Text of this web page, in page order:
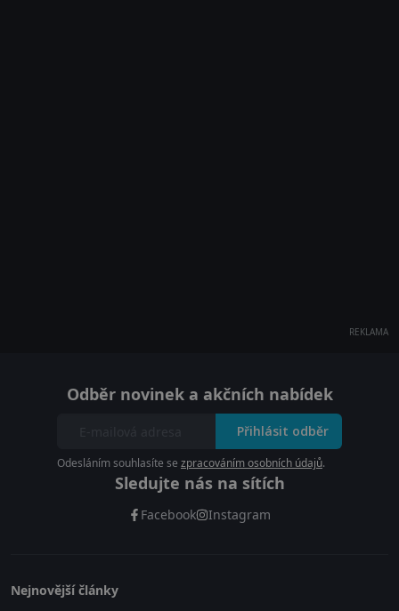
REKLAMA
Odběr novinek a akčních nabídek
Přihlásit odběr
Odesláním souhlasíte se zpracováním osobních údajů.
Sledujte nás na sítích
Facebook Instagram
Nejnovější články